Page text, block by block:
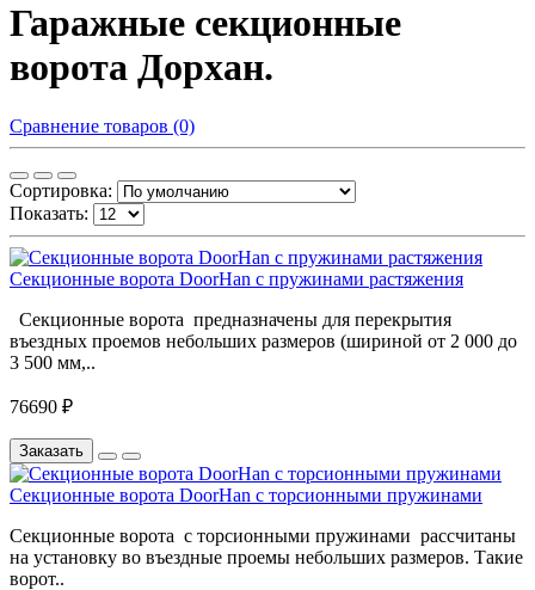
Гаражные секционные
ворота Дорхан.
Сравнение товаров (0)
Сортировка:
Показать:
Секционные ворота DoorHan с пружинами растяжения
Секционные ворота предназначены для перекрытия
въездных проемов небольших размеров (шириной от 2 000 до
3 500 мм,..
76690 ₽
Заказать
Секционные ворота DoorHan с торсионными пружинами
Секционные ворота с торсионными пружинами рассчитаны
на установку во въездные проемы небольших размеров. Такие
ворот..